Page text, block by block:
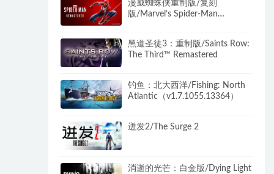
漫威蜘蛛侠重制版/复刻
版/Marvel’s Spider-Man
黑道圣徒3：重制版/Saints Row:
The Third™ Remastered
钓鱼：北大西洋/Fishing: North
Atlantic（v1.7.1055.13364）
迸发2/The Surge 2
消逝的光芒：白金版/Dying Light